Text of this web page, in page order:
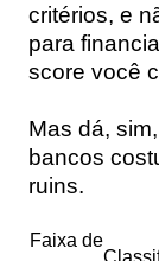
critérios, e
para
score você
Mas dá,
bancos
ruins.
Faixa de